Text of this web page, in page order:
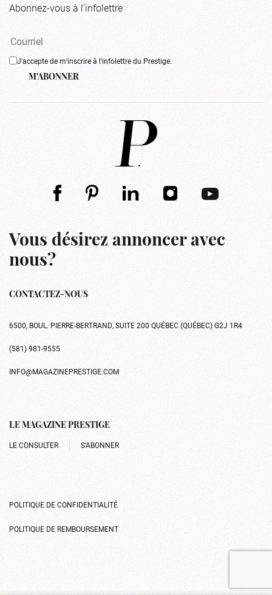
Abonnez-vous à l'infolettre
J'accepte de m'inscrire à l'infolettre du Prestige.
M'ABONNER
Vous désirez annoncer avec
nous?
CONTACTEZ-NOUS
6500, BOUL. PIERRE-BERTRAND, SUITE 200 QUÉBEC (QUÉBEC) G2J 1R4
(581) 981-9555
INFO@MAGAZINEPRESTIGE.COM
LE MAGAZINE PRESTIGE
LE CONSULTER S’ABONNER
POLITIQUE DE CONFIDENTIALITÉ
POLITIQUE DE REMBOURSEMENT